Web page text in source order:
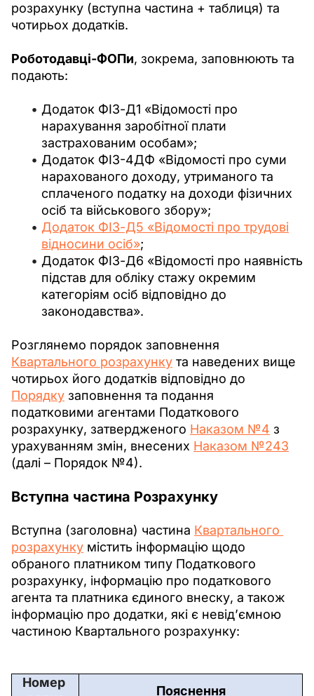
розрахунку (вступна частина + таблиця) та
чотирьох додатків.
Роботодавці-ФОПи, зокрема, заповнюють та
подають:
Додаток ФІЗ-Д1 «Відомості про
нарахування заробітної плати
застрахованим особам»;
Додаток ФІЗ-4ДФ «Відомості про суми
нарахованого доходу, утриманого та
сплаченого податку на доходи фізичних
осіб та військового збору»;
Додаток ФІЗ-Д5 «Відомості про трудові
відносини осіб»;
Додаток ФІЗ-Д6 «Відомості про наявність
підстав для обліку стажу окремим
категоріям осіб відповідно до
законодавства».
Розглянемо порядок заповнення
Квартального розрахунку та наведених вище
чотирьох його додатків відповідно до
Порядку заповнення та подання
податковими агентами Податкового
розрахунку, затвердженого Наказом №4 з
урахуванням змін, внесених Наказом №243
(далі – Порядок №4).
Вступна частина Розрахунку
Вступна (заголовна) частина Квартального
розрахунку містить інформацію щодо
обраного платником типу Податкового
розрахунку, інформацію про податкового
агента та платника єдиного внеску, а також
інформацію про додатки, які є невід’ємною
частиною Квартального розрахунку:
Номер
Пояснення